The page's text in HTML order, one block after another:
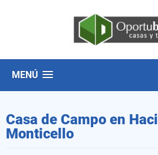
MENÚ
Casa de Campo en
Monticello